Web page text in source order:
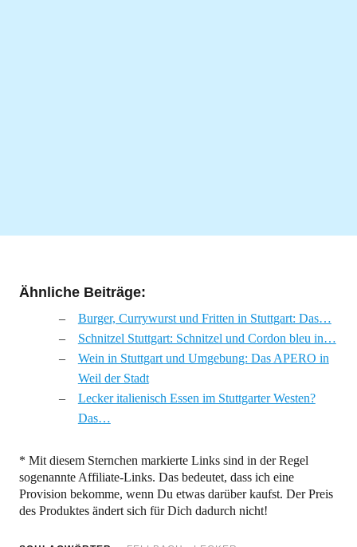
Ähnliche Beiträge:
Burger, Currywurst und Fritten in Stuttgart: Das…
Schnitzel Stuttgart: Schnitzel und Cordon bleu in…
Wein in Stuttgart und Umgebung: Das APERO in
Weil der Stadt
Lecker italienisch Essen im Stuttgarter Westen?
Das…
* Mit diesem Sternchen markierte Links sind in der Regel
sogenannte Affiliate-Links. Das bedeutet, dass ich eine
Provision bekomme, wenn Du etwas darüber kaufst. Der Preis
des Produktes ändert sich für Dich dadurch nicht!